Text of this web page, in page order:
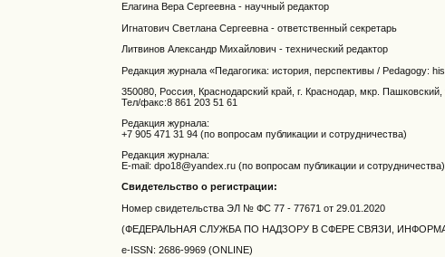
Елагина Вера Сергеевна - научный редактор
Игнатович Светлана Сергеевна - ответственный секретарь
Литвинов Александр Михайлович - технический редактор
Редакция журнала «Педагогика: история, перспективы / Pedagogу:
350080, Россия, Краснодарский край, г. Краснодар, мкр.
Тел/факс:8 861 203 51 61
Редакция журнала:
+7 905 471 31 94 (по вопросам публикации и сотрудничества)
Редакция журнала:
E-mail: dpo18@yandex.ru (по вопросам публикации и сотрудничества)
Свидетельство о регистрации:
Номер свидетельства ЭЛ № ФС77 - 77671 от29.01.2020
(ФЕДЕРАЛЬНАЯ СЛУЖБА ПО НАДЗОРУ В СФЕРЕ СВЯЗИ,
e-ISSN: 2686-9969 (ONLINE)